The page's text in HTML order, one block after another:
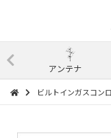
アンテナ
ビルトインガスコンロ